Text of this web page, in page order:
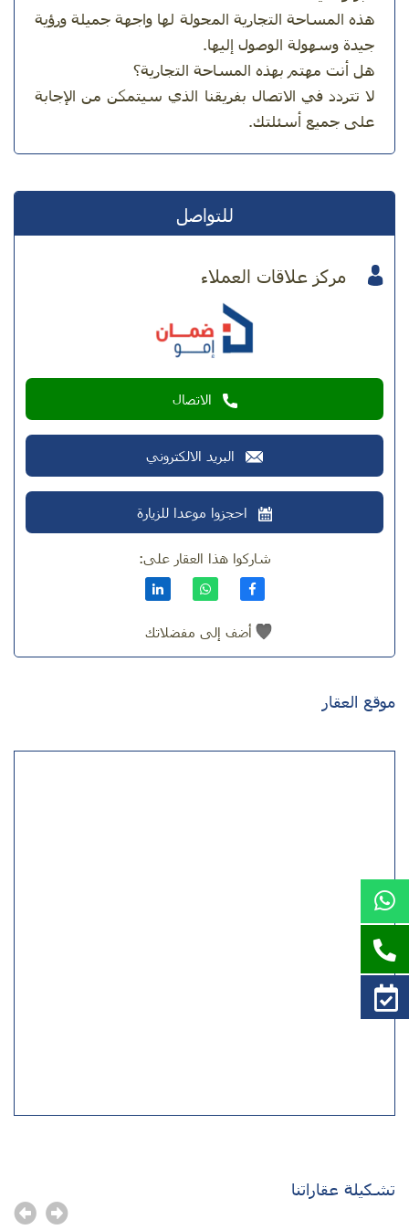
هذه المساحة التجارية المحولة لها واجهة جميلة ورؤية
جيدة وسهولة الوصول إليها.
هل أنت مهتم بهذه المساحة التجارية؟
لا تتردد في الاتصال بفريقنا الذي سيتمكن من الإجابة
على جميع أسئلتك.
للتواصل
مركز علاقات العملاء
الاتصال
البريد الالكتروني
احجزوا موعدا للزيارة
شاركوا هذا العقار على:
أضف إلى مفضلاتك
موقع العقار
تشكيلة عقاراتنا